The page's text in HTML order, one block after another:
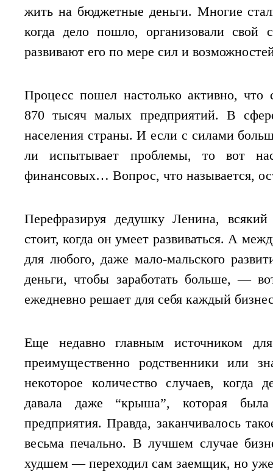
жить на бюджетные деньги. Многие
когда дело пошло, организовали свой
развивают его по мере сил и
Процесс пошел настолько активно, что
870 тысяч малых предприятий. В
населения страны. И если с силами
ли испытывает проблемы, то вот
финансовых… Вопрос, что называется,
Перефразируя дедушку Ленина,
стоит, когда он умеет развиваться. А
для любого, даже мало-мальского
деньги, чтобы заработать больше, —
ежедневно решает для себя каждый
Еще недавно главным источником
преимущественно родственники или
некоторое количество случаев, когда
давала даже “крыша”, которая
предприятия. Правда, заканчивалось
весьма печально. В лучшем случае
худшем — переходил сам заемщик, но